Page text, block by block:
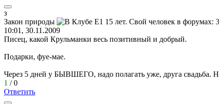
з
Закон природы
10:01, 30.11.2009
Писец, какой Крульманки весь позитивный и добрый.
Подарки, фуе-мае.
Через 5 дней у БЫВШЕГО, надо полагать уже, друга свадьба.
1 /0
Ответить